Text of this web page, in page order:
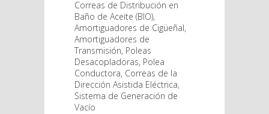
Correas de Distribución en
Baño de Aceite (BIO),
Amortiguadores de Cigüeñal,
Amortiguadores de
Transmisión, Poleas
Desacopladoras, Polea
Conductora, Correas de la
Dirección Asistida Eléctrica,
Sistema de Generación de
Vacío